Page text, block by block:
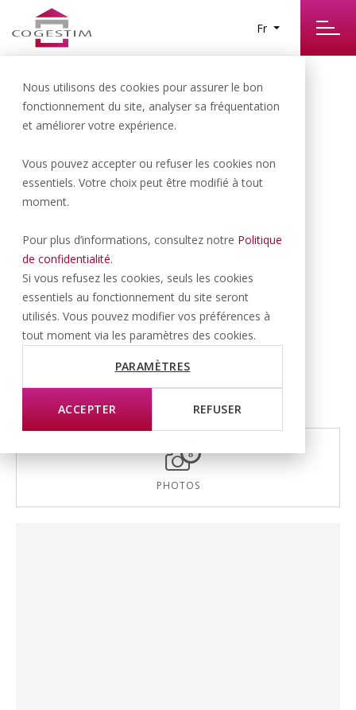
Nous utilisons des cookies pour assurer le bon
fonctionnement du site, analyser sa fréquentation
et améliorer votre expérience.
Vous pouvez accepter ou refuser les cookies non
essentiels. Votre choix peut être modifié à tout
moment.
Pour plus d’informations, consultez notre Politique
de confidentialité.
Si vous refusez les cookies, seuls les cookies
essentiels au fonctionnement du site seront
utilisés. Vous pouvez modifier vos préférences à
tout moment via les paramètres des cookies.
PARAMÈTRES
ACCEPTER REFUSER
Fr
Gland | 2’500.- CHF/NET/MOIS
d’environ 110 m²
112 M 3 PARK
8
PHOTOS